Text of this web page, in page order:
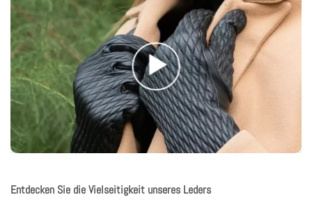
Entdecken Sie die Vielseitigkeit unseres Leders